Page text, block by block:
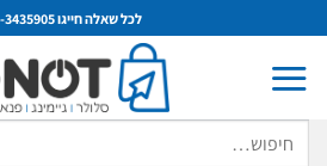
to
content
לכל שאלה חייגו 054-3435905